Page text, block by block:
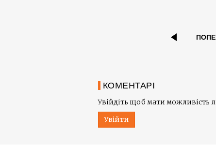
КОМЕНТАРІ
Увійдіть щоб мати можливість
Увійти